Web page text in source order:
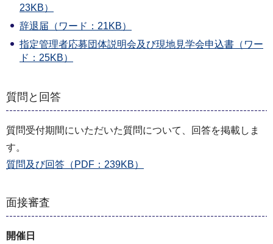
23KB）
辞退届（ワード：21KB）
指定管理者応募団体説明会及び現地見学会申込書（ワー
ド：25KB）
質問と回答
質問受付期間にいただいた質問について、回答を掲載しま
す。
質問及び回答（PDF：239KB）
面接審査
開催日